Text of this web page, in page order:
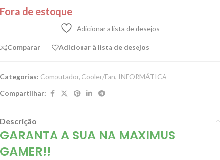
Fora de estoque
Adicionar a lista de desejos
Comparar Adicionar à lista de desejos
Categorias: Computador, Cooler/Fan, INFORMÁTICA
Compartilhar:
Descrição
GARANTA A SUA NA MAXIMUS
GAMER!!